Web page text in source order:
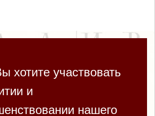
хотите участвовать
и
нашего